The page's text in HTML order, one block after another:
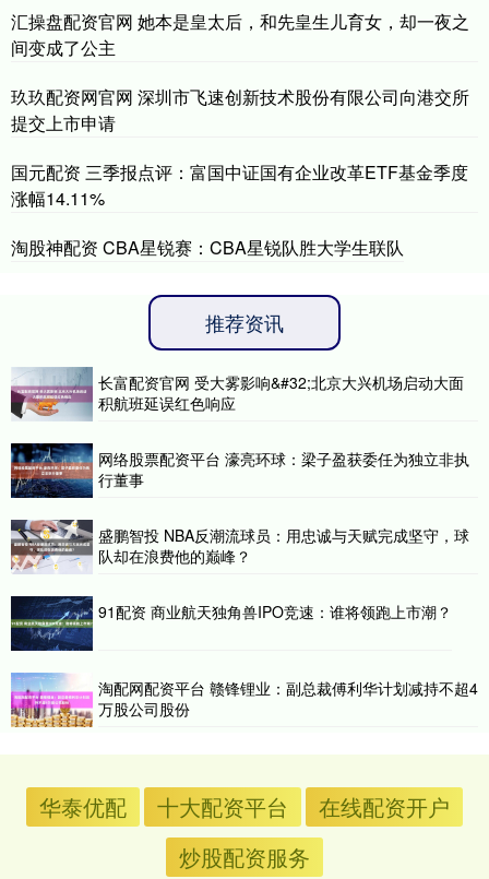
汇操盘配资官网 她本是皇太后，和先皇生儿育女，却一夜之
间变成了公主
玖玖配资网官网 深圳市飞速创新技术股份有限公司向港交所
提交上市申请
国元配资 三季报点评：富国中证国有企业改革ETF基金季度
涨幅14.11%
淘股神配资 CBA星锐赛：CBA星锐队胜大学生联队
推荐资讯
长富配资官网 受大雾影响&#32;北京大兴机场启动大面
积航班延误红色响应
网络股票配资平台 濠亮环球：梁子盈获委任为独立非执
行董事
盛鹏智投 NBA反潮流球员：用忠诚与天赋完成坚守，球
队却在浪费他的巅峰？
91配资 商业航天独角兽IPO竞速：谁将领跑上市潮？
淘配网配资平台 赣锋锂业：副总裁傅利华计划减持不超4
万股公司股份
华泰优配 十大配资平台
在线配资开户
炒股配资服务